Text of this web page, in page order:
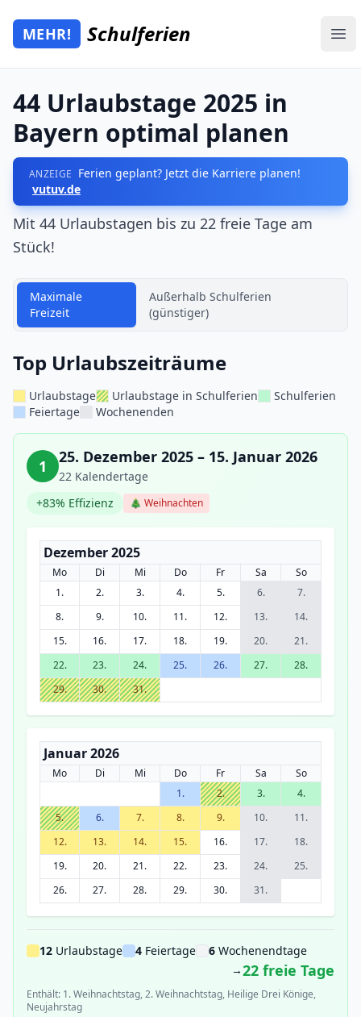
Zum Hauptinhalt springen
Mehr Schulferien
MEHR! Schulferien
44 Urlaubstage 2025 in
Bayern optimal planen
ANZEIGE Ferien geplant? Jetzt die Karriere planen!
vutuv.de
Mit 44 Urlaubstagen bis zu 22 freie Tage am
Stück!
Maximale
Freizeit
Außerhalb Schulferien
(günstiger)
Top Urlaubszeiträume
Urlaubstage Urlaubstage in Schulferien
Schulferien
Feiertage
Wochenenden
1 25. Dezember 2025 – 15. Januar 2026
22 Kalendertage
+83% Effizienz
🎄 Weihnachten
Dezember 2025
Mo Di Mi Do Fr Sa
So
1.
2. 3. 4. 5. 6.
7.
8.
9. 10. 11. 12. 13.
14.
15.
16. 17. 18. 19. 20.
21.
22.
23. 24. 25. 26. 27.
28.
29.
30. 31.
Januar 2026
Mo Di Mi Do Fr Sa
So
1.
2. 3.
4.
5.
6. 7. 8. 9. 10.
11.
12.
13. 14. 15. 16. 17.
18.
19.
20. 21. 22. 23. 24.
25.
26.
27. 28. 29. 30. 31.
12 Urlaubstage 4 Feiertage 6 Wochenendtage
→22 freie Tage
Enthält: 1. Weihnachtstag, 2. Weihnachtstag, Heilige Drei Könige,
Neujahrstag